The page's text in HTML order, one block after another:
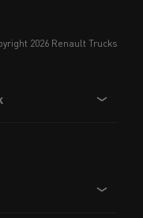
2026 Renault Trucks